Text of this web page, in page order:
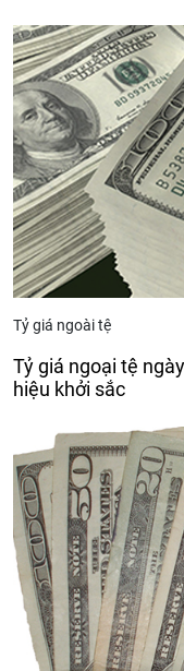
Tỷ giá ngoài tệ
Tỷ giá ngoại tệ
hiệu khởi sắc